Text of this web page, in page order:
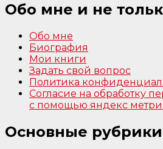
Обо мне и не
Обо мне
Биография
Мои книги
Задать свой вопрос
Политика
Согласие на обработку
с помощью яндекс
Основные рубрики